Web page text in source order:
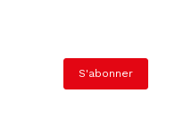
S'abonner